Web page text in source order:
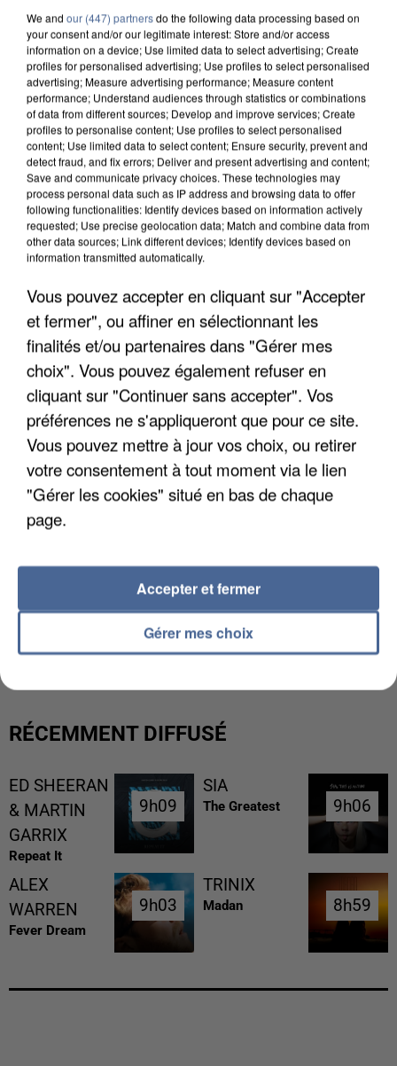
DE FAUNE SAUVAGE SONT...
L’UN DES FONDATEURS SUPPOSÉS DE LA DZ
MAFIA INTERPELLÉ EN ALGÉRIE
RÉCEMMENT DIFFUSÉ
ED SHEERAN
& MARTIN
GARRIX
Repeat It
9h09
9h09
SIA
The Greatest 9h06
9h06
ALEX
WARREN
Fever Dream
9h03
9h03
TRINIX
Madan 8h59
8h59
We and our (447) partnersdo the following data processing based on
your consent and/or our legitimate interest: Store and/or access
information on a device; Use limited data to select advertising; Create
profiles for personalised advertising; Use profiles to select personalised
advertising; Measure advertising performance; Measure content
performance; Understand audiences through statistics or combinations
of data from different sources; Develop and improve services; Create
profiles to personalise content; Use profiles to select personalised
content; Use limited data to select content; Ensure security, prevent and
detect fraud, and fix errors; Deliver and present advertising and content;
Save and communicate privacy choices. These technologies may
process personal data such as IP address and browsing data to offer
following functionalities: Identify devices based on information actively
requested; Use precise geolocation data; Match and combine data from
other data sources; Link different devices; Identify devices based on
information transmitted automatically.
Vous pouvez accepter en cliquant sur "Accepter
et fermer", ou affiner en sélectionnant les
finalités et/ou partenaires dans "Gérer mes
choix". Vous pouvez également refuser en
cliquant sur "Continuer sans accepter". Vos
préférences ne s'appliqueront que pour ce site.
Vous pouvez mettre à jour vos choix, ou retirer
votre consentement à tout moment via le lien
"Gérer les cookies" situé en bas de chaque
page.
Gérer mes choix
Accepter et fermer